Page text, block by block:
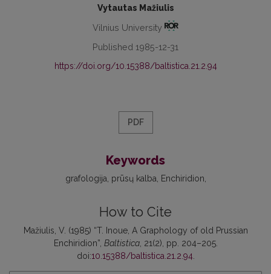
Vytautas Mažiulis
Vilnius University
Published 1985-12-31
https://doi.org/10.15388/baltistica.21.2.94
PDF
Keywords
grafologija prūsų kalba Enchiridion
How to Cite
Mažiulis, V. (1985) “T. Inoue, A Graphology of old Prussian
Enchiridion”, Baltistica, 21(2), pp. 204–205.
doi:10.15388/baltistica.21.2.94.